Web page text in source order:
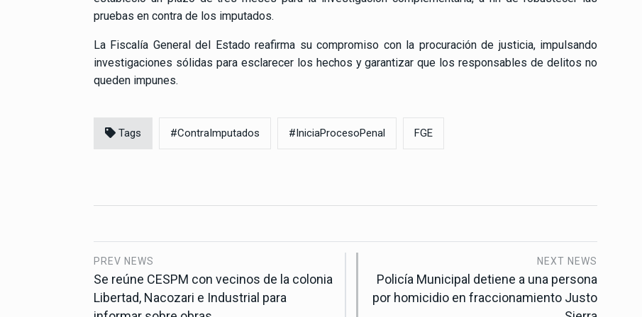
pruebas en contra de los imputados.
La Fiscalía General del Estado reafirma su compromiso con la procuración de justicia, impulsando
investigaciones sólidas para esclarecer los hechos y garantizar que los responsables de delitos no
queden impunes.
Tags #ContraImputados #IniciaProcesoPenal FGE
PREV NEWS
Se reúne CESPM con vecinos de la colonia
Libertad, Nacozari e Industrial para
NEXT NEWS
Policía Municipal detiene a una persona
por homicidio en fraccionamiento Justo